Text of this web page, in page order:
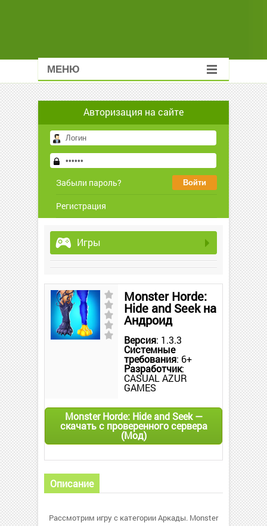
МЕНЮ
Авторизация на сайте
Забыли пароль?
Регистрация
Игры
Monster Horde:
Hide and Seek на
Андроид
Версия: 1.3.3
Системные
требования: 6+
Разработчик:
CASUAL AZUR
GAMES
Monster Horde: Hide and Seek —
скачать с проверенного сервера
(Мод)
Описание
Рассмотрим игру с категории Аркады. Monster